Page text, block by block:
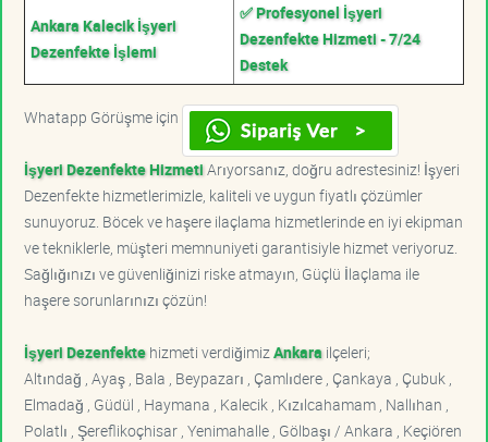
Ankara Kalecik İşyeri
Dezenfekte İşlemi
✅ Profesyonel İşyeri
Dezenfekte Hizmeti - 7/24
Destek
Whatapp Görüşme için
İşyeri Dezenfekte HizmetiArıyorsanız, doğru adrestesiniz! İşyeri
Dezenfekte hizmetlerimizle, kaliteli ve uygun fiyatlı çözümler
sunuyoruz. Böcek ve haşere ilaçlama hizmetlerinde en iyi ekipman
ve tekniklerle, müşteri memnuniyeti garantisiyle hizmet veriyoruz.
Sağlığınızı ve güvenliğinizi riske atmayın, Güçlü İlaçlama ile
haşere sorunlarınızı çözün!
İşyeri Dezenfektehizmeti verdiğimiz Ankara ilçeleri;
Altındağ , Ayaş , Bala , Beypazarı , Çamlıdere , Çankaya , Çubuk ,
Elmadağ , Güdül , Haymana , Kalecik , Kızılcahamam , Nallıhan ,
Polatlı , Şereflikoçhisar , Yenimahalle , Gölbaşı / Ankara , Keçiören